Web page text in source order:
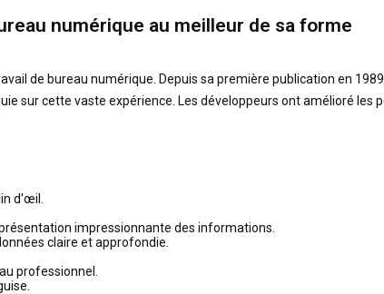
numérique au meilleur de sa forme
de bureau numérique. Depuis sa première publication en
sur cette vaste expérience. Les développeurs ont amélioré les
d'œil.
impressionnante des informations.
claire et approfondie.
professionnel.